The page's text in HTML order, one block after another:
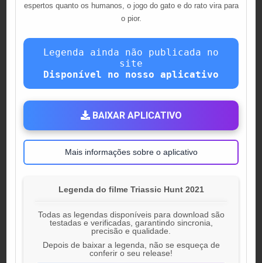
espertos quanto os humanos, o jogo do gato e do rato vira para
o pior.
Legenda ainda não publicada no
site
Disponível no nosso aplicativo
BAIXAR APLICATIVO
Mais informações sobre o aplicativo
Legenda do filme Triassic Hunt 2021
Todas as legendas disponíveis para download são
testadas e verificadas, garantindo sincronia,
precisão e qualidade.
Depois de baixar a legenda, não se esqueça de
conferir o seu release!